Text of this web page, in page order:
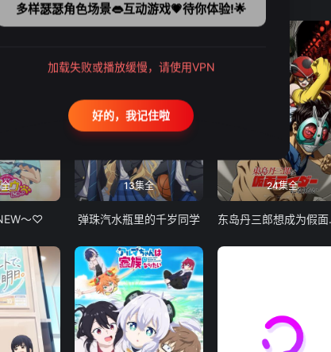
～♡
13集全
弹珠汽水瓶里的千岁同学
24集全
东岛
多样瑟瑟角色场景👄互动游戏💗待你体验!🌟
加载失败或播放缓慢，请使用VPN
好的，我记住啦